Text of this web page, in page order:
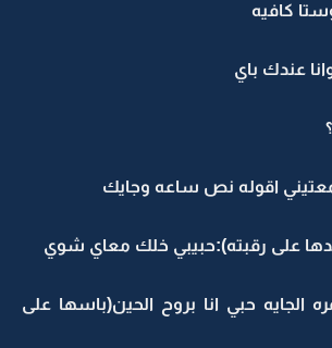
كافيه
عندك باي
اقوله نص ساعه وجايك
على رقبته):حبيبي خلك معاي شوي
الجايه حبي انا بروح الحين(باسها على